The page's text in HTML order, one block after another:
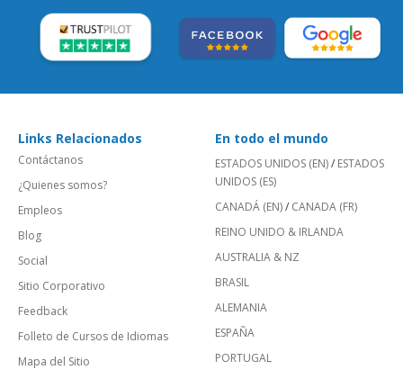
Links Relacionados
Contáctanos
¿Quienes somos?
Empleos
Blog
Social
Sitio Corporativo
Feedback
Folleto de Cursos de Idiomas
Mapa del Sitio
En todo el mundo
ESTADOS UNIDOS (EN)/ ESTADOS
UNIDOS (ES)
CANADÁ (EN)/ CANADA (FR)
REINO UNIDO & IRLANDA
AUSTRALIA & NZ
BRASIL
ALEMANIA
ESPAÑA
PORTUGAL